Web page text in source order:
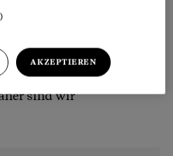
prüfen, wies beim
«Er kommt mir
der die Indianer
sind wir
AKZEPTIEREN